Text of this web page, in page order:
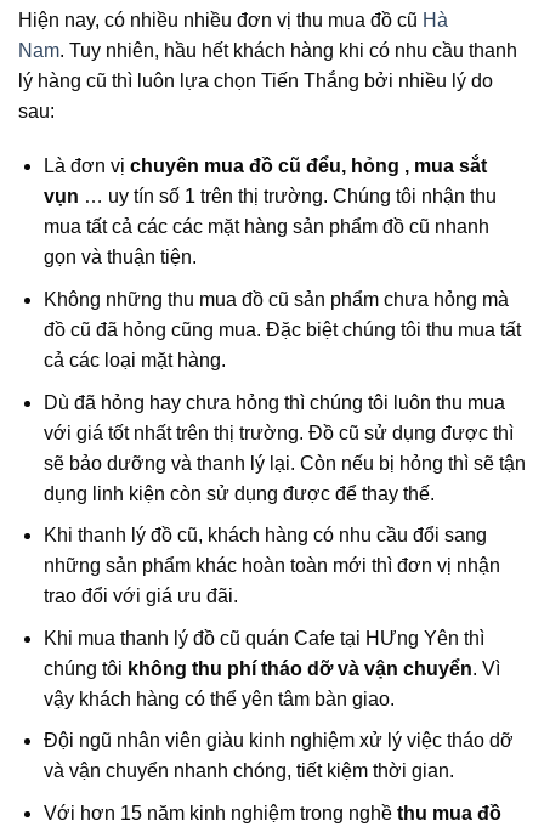
Hiện nay, có nhiều nhiều đơn vị thu mua đồ cũ Hà
Nam. Tuy nhiên, hầu hết khách hàng khi có nhu cầu thanh
lý hàng cũ thì luôn lựa chọn Tiến Thắng bởi nhiều lý do
sau:
Là đơn vị chuyên mua đồ cũ đểu, hỏng , mua sắt
vụn … uy tín số 1 trên thị trường. Chúng tôi nhận thu
mua tất cả các các mặt hàng sản phẩm đồ cũ nhanh
gọn và thuận tiện.
Không những thu mua đồ cũ sản phẩm chưa hỏng mà
đồ cũ đã hỏng cũng mua. Đặc biệt chúng tôi thu mua tất
cả các loại mặt hàng.
Dù đã hỏng hay chưa hỏng thì chúng tôi luôn thu mua
với giá tốt nhất trên thị trường. Đồ cũ sử dụng được thì
sẽ bảo dưỡng và thanh lý lại. Còn nếu bị hỏng thì sẽ tận
dụng linh kiện còn sử dụng được để thay thế.
Khi thanh lý đồ cũ, khách hàng có nhu cầu đổi sang
những sản phẩm khác hoàn toàn mới thì đơn vị nhận
trao đổi với giá ưu đãi.
Khi mua thanh lý đồ cũ quán Cafe tại HƯng Yên thì
chúng tôi không thu phí tháo dỡ và vận chuyển. Vì
vậy khách hàng có thể yên tâm bàn giao.
Đội ngũ nhân viên giàu kinh nghiệm xử lý việc tháo dỡ
và vận chuyển nhanh chóng, tiết kiệm thời gian.
Với hơn 15 năm kinh nghiệm trong nghề thu mua đồ